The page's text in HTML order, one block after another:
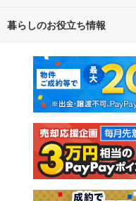
不動産・住宅
新築マンション
新築一戸建て
注文住宅
売却査定
暮らしのお役立ち情報
マンションカタログ